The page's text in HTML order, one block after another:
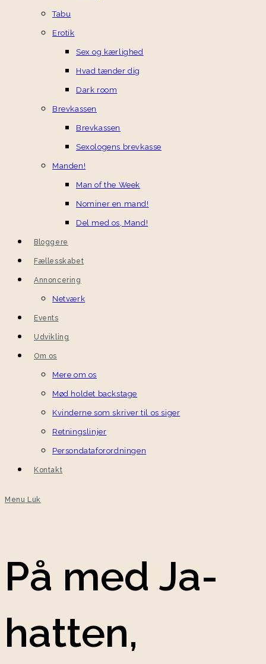
Tabu
Erotik
Sex og kærlighed
Hvad tænder dig
Dark room
Brevkassen
Brevkassen
Sexologens brevkasse
Manden!
Man of the Week
Nominer en mand!
Del med os, Mand!
Bloggere
Fællesskabet
Annoncering
Netværk
Events
Udvikling
Om os
Mere om os
Mød holdet backstage
Kvinderne som skriver til os siger
Retningslinjer
Persondataforordningen
Kontakt
Menu Luk
På med Ja-
hatten,